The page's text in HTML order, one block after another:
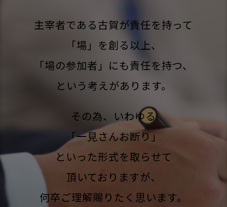
主宰者である古賀が責任を持って
「場」を創る以上、
「場の参加者」にも責任を持つ、
という考えがあります。
その為、いわゆる
「一見さんお断り」
といった形式を取らせて
頂いておりますが、
何卒ご理解賜りたく思います。